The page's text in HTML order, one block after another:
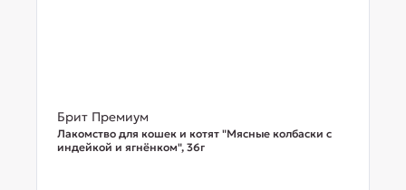
Брит Премиум
Лакомство для кошек и котят "Мясные колбаски с
индейкой и ягнёнком", 36г